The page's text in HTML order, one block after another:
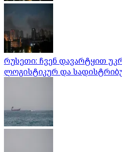
რუსეთი: ჩვენ დავარტყით
ლოგისტიკურ და